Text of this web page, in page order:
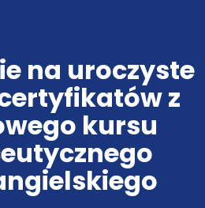
na uroczyste
z
kursu